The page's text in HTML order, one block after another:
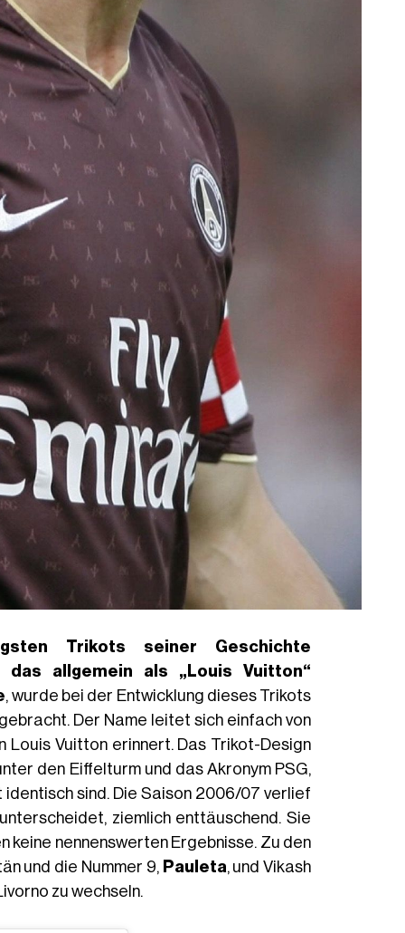
Trikots seiner Geschichte
allgemein als „Louis Vuitton“
, wurde bei der Entwicklung dieses Trikots
Der Name leitet sich einfach von
Louis Vuitton erinnert. Das Trikot-Design
den Eiffelturm und das Akronym PSG,
sind. Die Saison 2006/07 verlief
ziemlich enttäuschend. Sie
keine nennenswerten Ergebnisse. Zu den
und die Nummer 9, Pauleta, und Vikash
zu wechseln.